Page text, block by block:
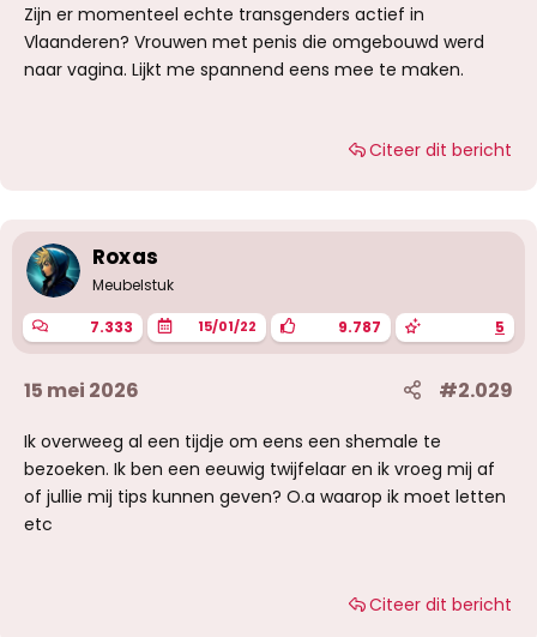
Zijn er momenteel echte transgenders actief in
Vlaanderen? Vrouwen met penis die omgebouwd werd
naar vagina. Lijkt me spannend eens mee te maken.
Citeer dit bericht
Roxas
Meubelstuk
7.333 15/01/22 9.787 5
15 mei 2026 #2.029
Ik overweeg al een tijdje om eens een shemale te
bezoeken. Ik ben een eeuwig twijfelaar en ik vroeg mij af
of jullie mij tips kunnen geven? O.a waarop ik moet letten
etc
Citeer dit bericht